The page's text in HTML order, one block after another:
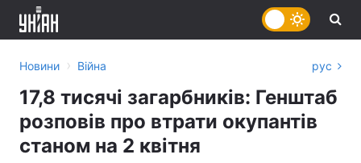
Новини › Війна рус
17,8 тисячі загарбників: Генштаб
розповів про втрати окупантів
станом на 2 квітня